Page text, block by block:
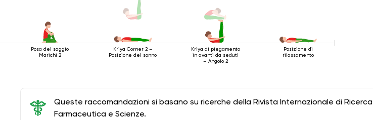
Posa del saggio
Marichi 2
Kriya Corner 2 –
Posizione del sonno
Kriya di piegamento
in avanti da seduti
– Angolo 2
Posizione di
rilassamento
Queste raccomandazioni si basano su ricerche della Rivista Internazionale di Ricerca
Farmaceutica e Scienze.